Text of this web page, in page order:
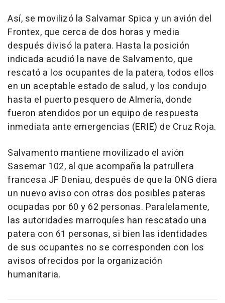
Así, se movilizó la Salvamar Spica y un avión del
Frontex, que cerca de dos horas y media
después divisó la patera. Hasta la posición
indicada acudió la nave de Salvamento, que
rescató a los ocupantes de la patera, todos ellos
en un aceptable estado de salud, y los condujo
hasta el puerto pesquero de Almería, donde
fueron atendidos por un equipo de respuesta
inmediata ante emergencias (ERIE) de Cruz Roja.
Salvamento mantiene movilizado el avión
Sasemar 102, al que acompaña la patrullera
francesa JF Deniau, después de que la ONG diera
un nuevo aviso con otras dos posibles pateras
ocupadas por 60 y 62 personas. Paralelamente,
las autoridades marroquíes han rescatado una
patera con 61 personas, si bien las identidades
de sus ocupantes no se corresponden con los
avisos ofrecidos por la organización
humanitaria.